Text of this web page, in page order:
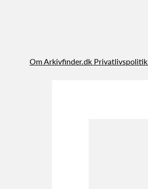
Om Arkivfinder.dk Privatlivspolitik